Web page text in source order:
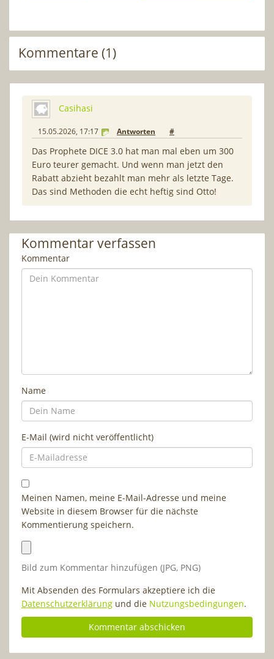
Kommentare (1)
Casihasi
15.05.2026, 17:17 Antworten #
Das Prophete DICE 3.0 hat man mal eben um 300
Euro teurer gemacht. Und wenn man jetzt den
Rabatt abzieht bezahlt man mehr als letzte Tage.
Das sind Methoden die echt heftig sind Otto!
Kommentar verfassen
Kommentar
Name
E-Mail (wird nicht veröffentlicht)
Meinen Namen, meine E-Mail-Adresse und meine
Website in diesem Browser für die nächste
Kommentierung speichern.
Bild zum Kommentar hinzufügen (JPG, PNG)
Mit Absenden des Formulars akzeptiere ich die
Datenschutzerklärung und die Nutzungsbedingungen.